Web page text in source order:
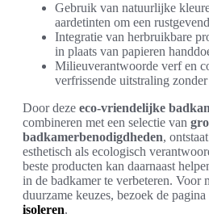
Gebruik van natuurlijke
aardetinten om een
Integratie van herbruikbare
in plaats van papieren
Milieuverantwoorde verf en
verfrissende uitstraling
Door deze eco-vriendelijke
combineren met een selectie van
badkamerbenodigdheden,
esthetisch als ecologisch
beste producten kan daarnaast
in de badkamer te verbeteren. Voor
duurzame keuzes, bezoek de
isoleren.